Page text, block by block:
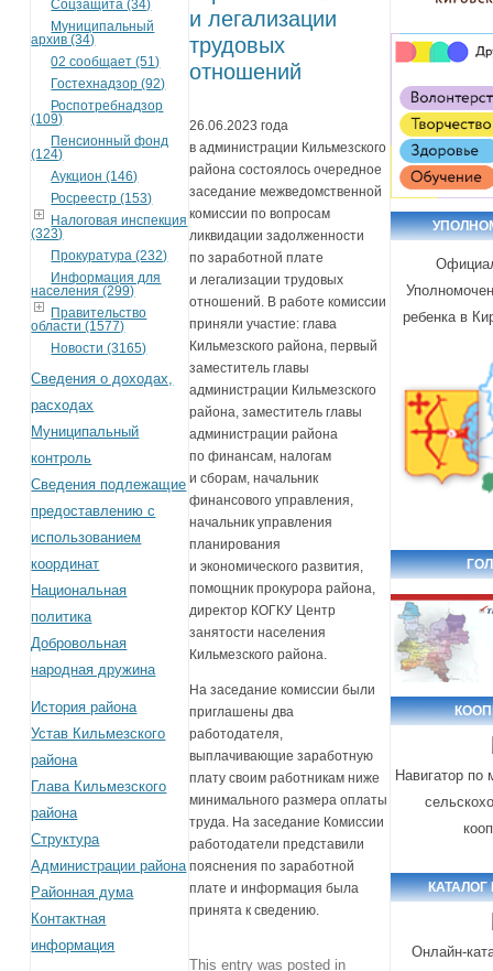
Соцзащита (34)
Муниципальный
архив (34)
02 сообщает (51)
Гостехнадзор (92)
Роспотребнадзор
(109)
Пенсионный фонд
(124)
Аукцион (146)
Росреестр (153)
Налоговая инспекция
(323)
Прокуратура (232)
Информация для
населения (299)
Правительство
области (1577)
Новости (3165)
Сведения о доходах,
расходах
Муниципальный
контроль
Сведения подлежащие
предоставлению с
использованием
координат
Национальная
политика
Добровольная
народная дружина
История района
Устав Кильмезского
района
Глава Кильмезского
района
Структура
Администрации района
Районная дума
Контактная
информация
и легализации
трудовых
отношений
26.06.2023 года
в администрации Кильмезского
района состоялось очередное
заседание межведомственной
комиссии по вопросам
ликвидации задолженности
по заработной плате
и легализации трудовых
отношений. В работе комиссии
приняли участие: глава
Кильмезского района, первый
заместитель главы
администрации Кильмезского
района, заместитель главы
администрации района
по финансам, налогам
и сборам, начальник
финансового управления,
начальник управления
планирования
и экономического развития,
помощник прокурора района,
директор КОГКУ Центр
занятости населения
Кильмезского района.
На заседание комиссии были
приглашены два
работодателя,
выплачивающие заработную
плату своим работникам ниже
минимального размера оплаты
труда. На заседание Комиссии
работодатели представили
пояснения по заработной
плате и информация была
принята к сведению.
This entry was posted in
ребенка в
Навигатор по
Онлайн-